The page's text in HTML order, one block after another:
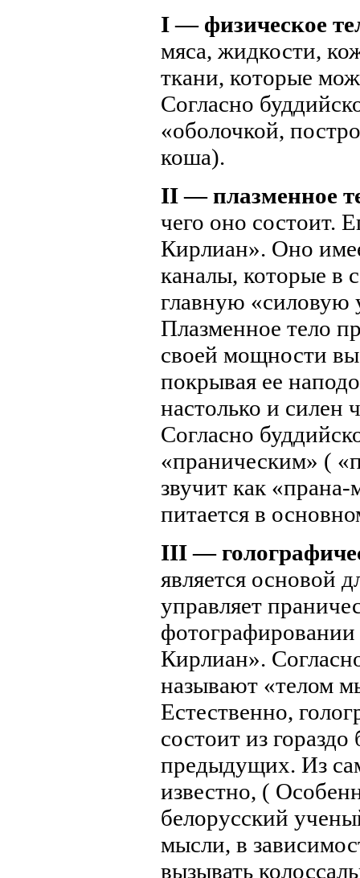
I — физическое
мяса, жидкости,
ткани, которые
Согласно
«оболочкой,
коша).
II — плазменное
чего оно состоит.
Кирлиан». Оно
каналы, которые в
главную «силовую
Плазменное тело
своей мощности
покрывая ее
настолько и силен
Согласно
«праническим» (
звучит как
питается в
III —
является основой
управляет
Кирлиан».
называют «телом
Естественно,
состоит из
предыдущих. Из
известно, (
белорусский
мысли, в
вызывать